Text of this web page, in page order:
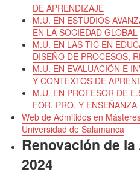
DE APRENDIZAJE
M.U. EN ESTUDIOS
EN LA SOCIEDAD GLOBAL
M.U. EN LAS TIC EN
DISEÑO DE PROCESOS,
M.U. EN EVALUACIÓN E
Y CONTEXTOS DE
M.U. EN PROFESOR DE
FOR. PRO. Y
Web de Admitidos en
Universidad de Salamanca
Renovación de
2024